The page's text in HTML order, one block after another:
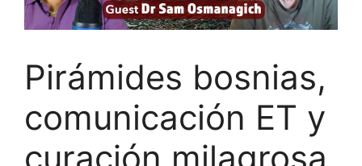
Pirámides bosnias,
comunicación ET y
curación milagrosa